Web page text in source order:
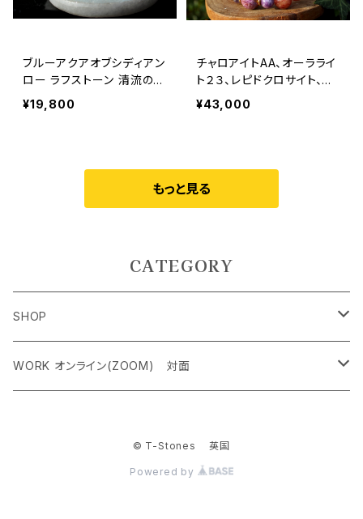
ブルーアクアオブシディアン
ロー ラフストーン 清流の
石、コミュニケーション能力
¥19,800
チャロアイトAA、オーラライ
ト２３、レピドクロサイト、ダ
イオプサイド 恐怖、悲し
み、苦しみを癒す カルマの
¥43,000
もっと見る
CATEGORY
SHOP
ペンダントトップ＜レアストーン＞
ケルティック アンド シンボルネックレス
WORK オンライン(ZOOM) 対面
霊気アチューンメント オンライン（ZOOM） 対面
© T-Stones 英国
Powered by